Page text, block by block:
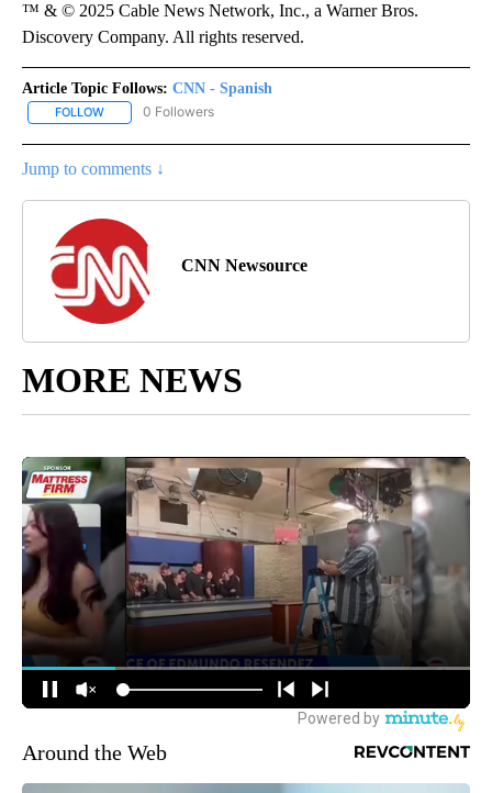
™ & © 2025 Cable News Network, Inc., a Warner Bros.
Discovery Company. All rights reserved.
Article Topic Follows: CNN - Spanish
FOLLOW FOLLOW "CNN - SPANISH" TO RECEIVE NOTIFICATIONS ABOUT
0 Followers
Jump to comments ↓
CNN Newsource
MORE NEWS
Around the Web